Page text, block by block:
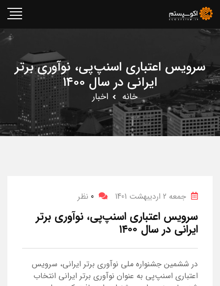
سرویس اعتباری اسنپ‌پی، نوآوری برتر
ایرانی در سال ۱۴۰۰
خانه اخبار
جمعه 2 اردیبهشت 1401 0 نظر
سرویس اعتباری اسنپ‌پی، نوآوری برتر
ایرانی در سال ۱۴۰۰
در ششمین جشنواره ملی نوآوری برتر ایرانی، سرویس
اعتباری اسنپ‌پی به عنوان نوآوری برتر ایرانی انتخاب